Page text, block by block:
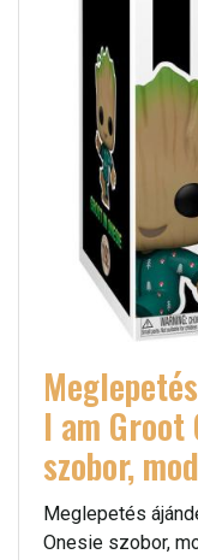
I am Groot
szobor,
Meglepetés
Onesie szobor,